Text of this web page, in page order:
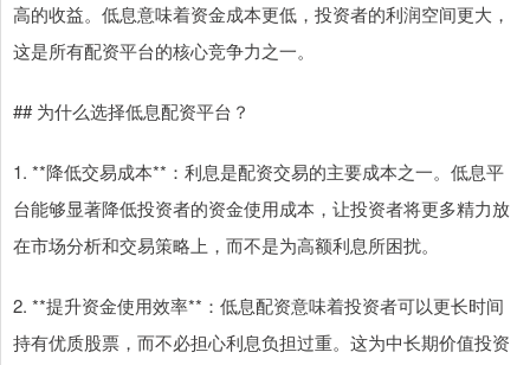
高的收益。低息意味着资金成本更低，投资者的利润空间更大，
这是所有配资平台的核心竞争力之一。
## 为什么选择低息配资平台？
1. **降低交易成本**：利息是配资交易的主要成本之一。低息平
台能够显著降低投资者的资金使用成本，让投资者将更多精力放
在市场分析和交易策略上，而不是为高额利息所困扰。
2. **提升资金使用效率**：低息配资意味着投资者可以更长时间
持有优质股票，而不必担心利息负担过重。这为中长期价值投资